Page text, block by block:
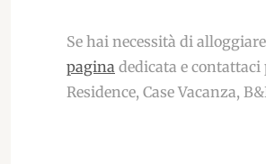
Se hai necessità di
pagina dedicata e
Residence, Case Vacanza,